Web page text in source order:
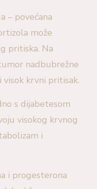
– povećana
može
pritiska. Na
nadbubrežne
krvni pritisak.
s dijabetesom
visokog krvnog
i
i progesterona